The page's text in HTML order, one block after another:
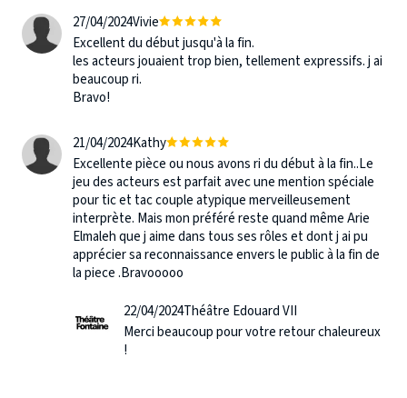
- 49100 ANGERS
Le 10/12/24 à 20:00
Auditorium du Casino
- 83400 HYERES
Le 13/12/24 à 20:30
Le Grand Théâtre d'Albi
- 81000 ALBI
Le 15/12/24 à 17:00
Maison de la culture
- 63000 CLERMONT FERRAND
Le 17/12/24 à 20:30
- 71100 CHALON SUR SAONE
Le 18/12/24 à 20:00
Théâtre Saint Louis
27/04/2024Vivie
Excellent du début jusqu'à la fin.
les acteurs jouaient trop bien, tellement expressifs. j ai
beaucoup ri.
Bravo!
21/04/2024Kathy
Excellente pièce ou nous avons ri du début à la fin..Le
jeu des acteurs est parfait avec une mention spéciale
pour tic et tac couple atypique merveilleusement
interprète. Mais mon préféré reste quand même Arie
Elmaleh que j aime dans tous ses rôles et dont j ai pu
apprécier sa reconnaissance envers le public à la fin de
la piece .Bravooooo
22/04/2024Théâtre Edouard VII
Merci beaucoup pour votre retour chaleureux
!